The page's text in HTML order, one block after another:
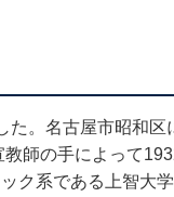
た。名古屋市昭和
師の手によって
ク系である上智大